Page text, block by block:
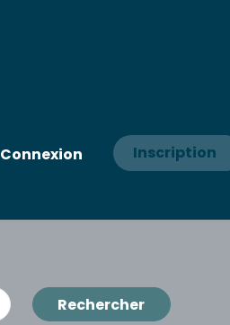
Connexion Inscription
Rechercher
Rechercher